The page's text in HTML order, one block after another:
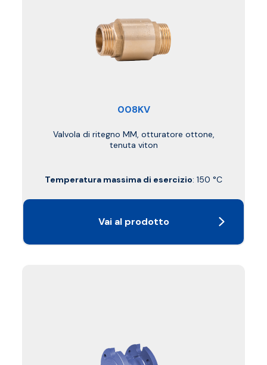
008KV
Valvola di ritegno MM, otturatore ottone,
tenuta viton
Temperatura massima di esercizio: 150 °C
Vai al prodotto